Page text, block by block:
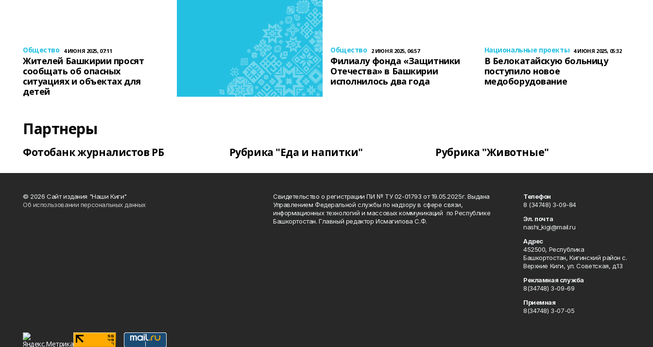
Общество 4 ИЮНЯ 2025, 07:11
Жителей Башкирии просят
сообщать об опасных
ситуациях и объектах для
детей
Общество 2 ИЮНЯ 2025, 06:57
Филиалу фонда «Защитники
Отечества» в Башкирии
исполнилось два года
Национальные проекты 4 ИЮНЯ 2025, 05:32
В Белокатайскую больницу
поступило новое
медоборудование
Партнеры
Фотобанк журналистов РБ Рубрика "Еда и напитки" Рубрика "Животные"
© 2026 Сайт издания "Наши Киги"
Об использовании персональных данных
Свидетельство о регистрации ПИ № ТУ 02-01793 от 19.05.2025г. Выдана
Управлением Федеральной службы по надзору в сфере связи,
информационных технологий и массовых коммуникаций по Республике
Башкортостан. Главный редактор Исмагилова С.Ф.
Телефон
8 (34748) 3-09-84
Эл. почта
nashi_kigi@mail.ru
Адрес
452500, Республика
Башкортостан, Кигинский район с.
Верхние Киги, ул. Советская, д.13
Рекламная служба
8(34748) 3-09-69
Приемная
8(34748) 3-07-05